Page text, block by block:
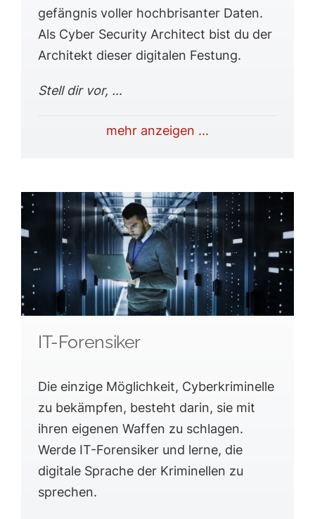
gefängnis voller hochbrisanter Daten.
Als Cyber Security Architect bist du der
Architekt dieser digitalen Festung.
Stell dir vor, …
mehr anzeigen ...
IT-Forensiker
Die einzige Möglichkeit, Cyberkriminelle
zu bekämpfen, besteht darin, sie mit
ihren eigenen Waffen zu schlagen.
Werde IT-Forensiker und lerne, die
digitale Sprache der Kriminellen zu
sprechen.